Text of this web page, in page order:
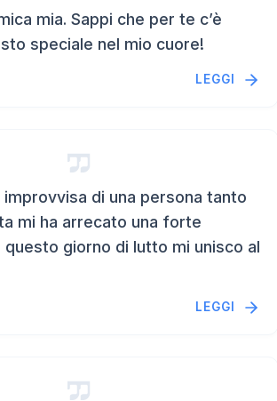
mia. Sappi che per te c’è
speciale nel mio cuore!
LEGGI
di una persona tanto
mi ha arrecato una forte
giorno di lutto mi unisco al
LEGGI